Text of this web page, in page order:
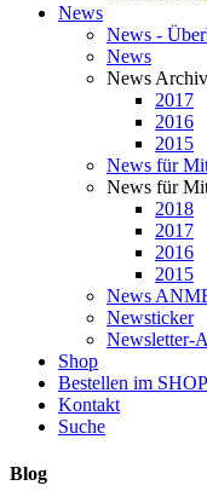
News
News -
News
News Archiv
2017
2016
2015
News für
News für
2018
2017
2016
2015
News
Newsticker
Newsletter-
Shop
Bestellen im SHOP
Kontakt
Suche
Blog